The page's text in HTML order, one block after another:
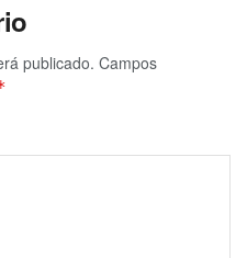
publicado. Campos